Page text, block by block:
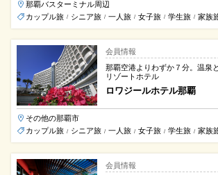
那覇バスターミナル周辺
カップル旅 / シニア旅 / 一人旅 / 女子旅 / 学生旅 / 家族
会員情報
那覇空港よりわずか７分。温泉
リゾートホテル
ロワジールホテル那覇
その他の那覇市
カップル旅 / シニア旅 / 一人旅 / 女子旅 / 学生旅 / 家族
会員情報